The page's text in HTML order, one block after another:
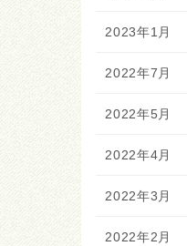
2023年1月
2022年7月
2022年5月
2022年4月
2022年3月
2022年2月